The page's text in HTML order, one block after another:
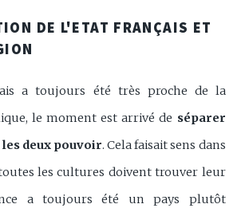
DE L'ETAT FRANÇAIS ET
a toujours été très proche de la
le moment est arrivé de séparer
deux pouvoir. Cela faisait sens dans
les cultures doivent trouver leur
a toujours été un pays plutôt